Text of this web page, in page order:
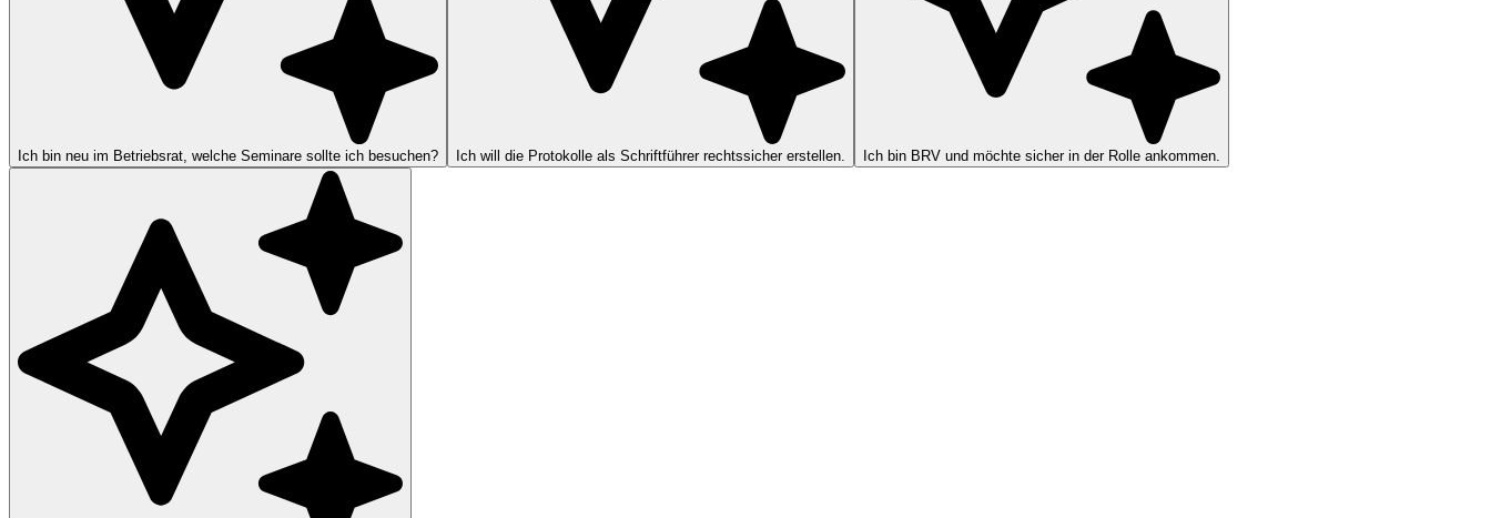
Ich bin neu im Betriebsrat, welche Seminare sollte ich besuchen? Ich will die Protokolle als Schriftführer rechtssicher erstellen. Ich bin BRV und möchte sicher in der Rolle ankommen.